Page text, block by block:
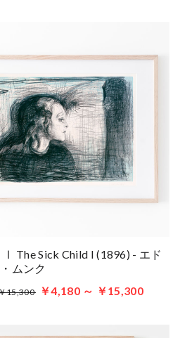
The Sick Child I (1896) - エド
ムンク
15,300 ￥4,180 ～ ￥15,300